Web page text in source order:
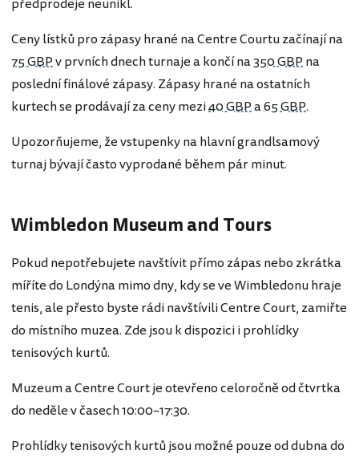
Ceny lístků pro zápasy hrané na Centre Courtu začínají na
75 GBPv prvních dnech turnaje a končí na350 GBPna
poslední finálové zápasy. Zápasy hrané na ostatních
kurtech se prodávají za ceny mezi40 GBPa65 GBP.
Upozorňujeme, že vstupenky na hlavní grandlsamový
turnaj bývají často vyprodané během pár minut.
Wimbledon Museum and Tours
Pokud nepotřebujete navštívit přímo zápas nebo zkrátka
míříte do Londýna mimo dny, kdy se ve Wimbledonu hraje
tenis, ale přesto byste rádi navštívili Centre Court, zamiřte
do místního muzea. Zde jsou k dispozici i prohlídky
tenisových kurtů.
Muzeum a Centre Court je otevřeno celoročně od čtvrtka
do neděle v časech 10:00–17:30.
Prohlídky tenisových kurtů jsou možné pouze od dubna do